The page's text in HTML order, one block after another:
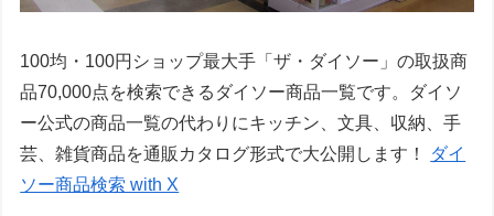
100均・100円ショップ最大手「ザ・ダイソー」の取扱商
品70,000点を検索できるダイソー商品一覧です。ダイソ
ー公式の商品一覧の代わりにキッチン、文具、収納、手
芸、雑貨商品を通販カタログ形式で大公開します！
ダイ
ソー商品検索 with X